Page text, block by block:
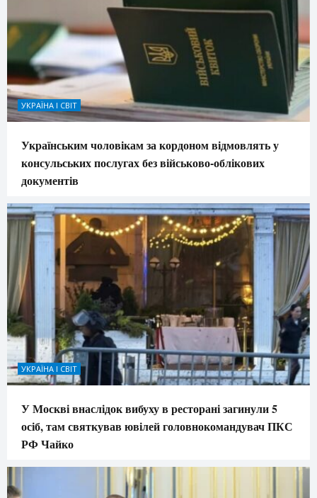
УКРАЇНА І СВІТ
Українським чоловікам за кордоном відмовлять у
консульських послугах без військово-облікових
документів
УКРАЇНА І СВІТ
У Москві внаслідок вибуху в ресторані загинули 5
осіб, там святкував ювілей головнокомандувач ПКС
РФ Чайко